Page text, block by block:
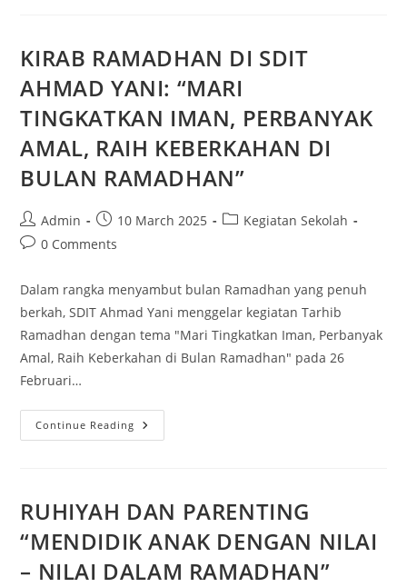
KIRAB RAMADHAN DI SDIT
AHMAD YANI: “MARI
TINGKATKAN IMAN, PERBANYAK
AMAL, RAIH KEBERKAHAN DI
BULAN RAMADHAN”
Admin 10 March 2025
Kegiatan Sekolah
0 Comments
Dalam rangka menyambut bulan Ramadhan yang penuh
berkah, SDIT Ahmad Yani menggelar kegiatan Tarhib
Ramadhan dengan tema "Mari Tingkatkan Iman, Perbanyak
Amal, Raih Keberkahan di Bulan Ramadhan" pada 26
Februari…
Continue Reading
RUHIYAH DAN PARENTING
“MENDIDIK ANAK DENGAN NILAI
– NILAI DALAM RAMADHAN”